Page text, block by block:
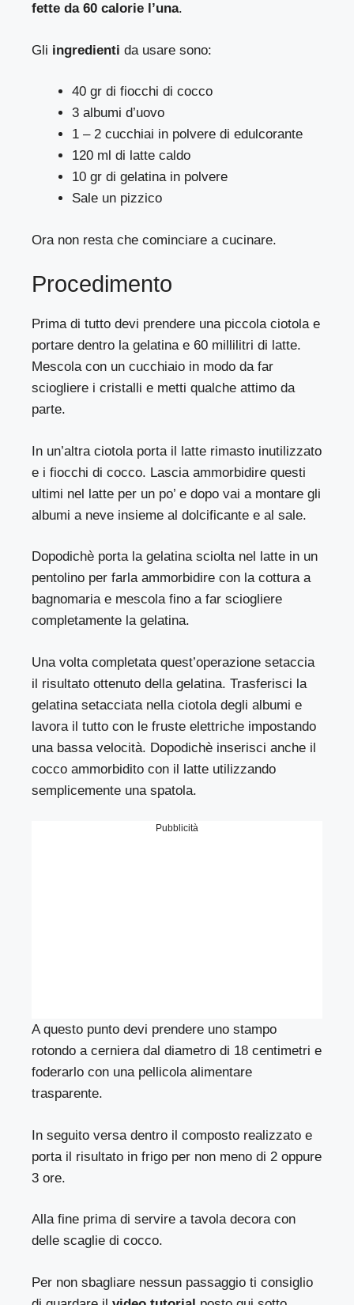
fette da 60 calorie l’una.
Gli ingredienti da usare sono:
40 gr di fiocchi di cocco
3 albumi d’uovo
1 – 2 cucchiai in polvere di edulcorante
120 ml di latte caldo
10 gr di gelatina in polvere
Sale un pizzico
Ora non resta che cominciare a cucinare.
Procedimento
Prima di tutto devi prendere una piccola ciotola e
portare dentro la gelatina e 60 millilitri di latte.
Mescola con un cucchiaio in modo da far
sciogliere i cristalli e metti qualche attimo da
parte.
In un’altra ciotola porta il latte rimasto inutilizzato
e i fiocchi di cocco. Lascia ammorbidire questi
ultimi nel latte per un po’ e dopo vai a montare gli
albumi a neve insieme al dolcificante e al sale.
Dopodichè porta la gelatina sciolta nel latte in un
pentolino per farla ammorbidire con la cottura a
bagnomaria e mescola fino a far sciogliere
completamente la gelatina.
Una volta completata quest’operazione setaccia
il risultato ottenuto della gelatina. Trasferisci la
gelatina setacciata nella ciotola degli albumi e
lavora il tutto con le fruste elettriche impostando
una bassa velocità. Dopodichè inserisci anche il
cocco ammorbidito con il latte utilizzando
semplicemente una spatola.
Pubblicità
A questo punto devi prendere uno stampo
rotondo a cerniera dal diametro di 18 centimetri e
foderarlo con una pellicola alimentare
trasparente.
In seguito versa dentro il composto realizzato e
porta il risultato in frigo per non meno di 2 oppure
3 ore.
Alla fine prima di servire a tavola decora con
delle scaglie di cocco.
Per non sbagliare nessun passaggio ti consiglio